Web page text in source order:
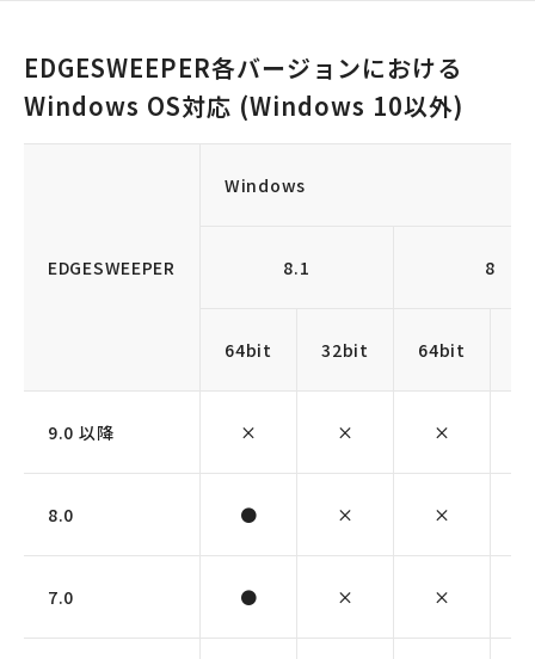
EDGESWEEPER各バージョンにおける
Windows OS対応 (Windows 10以外)
EDGESWEEPER
Windows
8.1 8
64bit 32bit 64bit
9.0 以降 × × ×
8.0 ● × ×
7.0 ● × ×